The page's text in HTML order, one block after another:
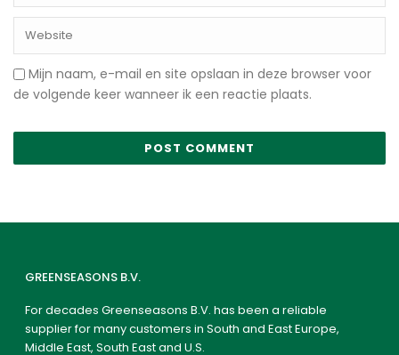
Mijn naam, e-mail en site opslaan in deze browser voor
de volgende keer wanneer ik een reactie plaats.
GREENSEASONS B.V.
For decades Greenseasons B.V. has been a reliable
supplier for many customers in South and East Europe,
Middle East, South East and U.S.